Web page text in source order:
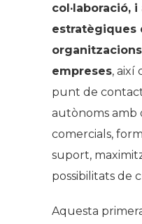
col·laboració,
estratègiques
empreses, així
punt de
autònoms
comercials,
suport,
possibilitats de
Aquesta